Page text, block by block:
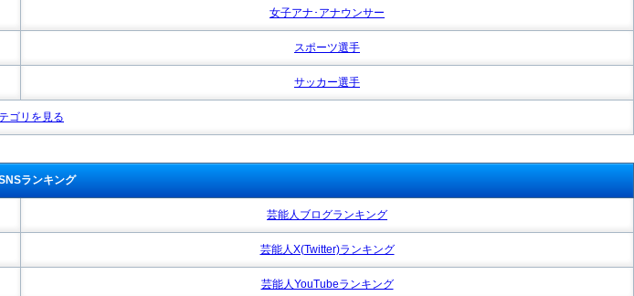
女子アナ･アナウンサー
スポーツ選手
サッカー選手
ゴリを見る
ランキング
芸能人ブログランキング
芸能人X(Twitter)ランキング
芸能人YouTubeランキング